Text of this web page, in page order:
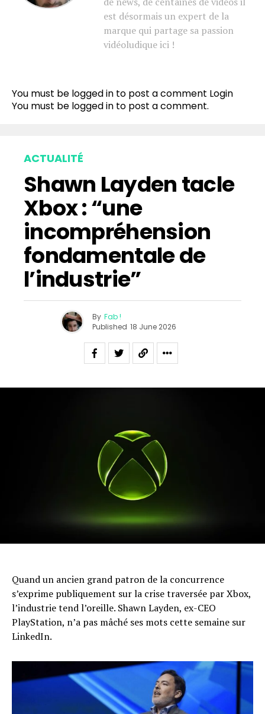
est désormais un expert de la
marque qui partage sa passion
vidéoludique ici !
You must be logged in to post a comment Login
You must be logged in to post a comment.
ACTUALITÉ
Shawn Layden tacle
Xbox : “une
incompréhension
fondamentale de
l’industrie”
By Fab !
Published 18 June 2026
Quand un ancien grand patron de la concurrence
s’exprime publiquement sur la crise traversée par Xbox,
l’industrie tend l’oreille. Shawn Layden, ex-CEO
PlayStation, n’a pas mâché ses mots cette semaine sur
LinkedIn.